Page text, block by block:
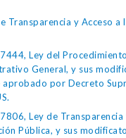
Transparencia y Acceso a
Ley del Procedimiento
General, y sus
aprobado por Decreto
Ley de Transparencia
Pública, y sus